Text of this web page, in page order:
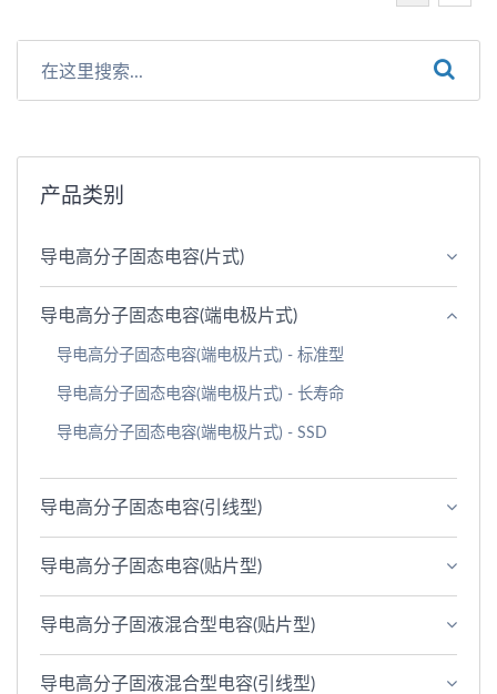
产品类别
导电高分子固态电容(片式)
导电高分子固态电容(端电极片式)
导电高分子固态电容(端电极片式) - 标准型
导电高分子固态电容(端电极片式) - 长寿命
导电高分子固态电容(端电极片式) - SSD
导电高分子固态电容(引线型)
导电高分子固态电容(贴片型)
导电高分子固液混合型电容(贴片型)
导电高分子固液混合型电容(引线型)